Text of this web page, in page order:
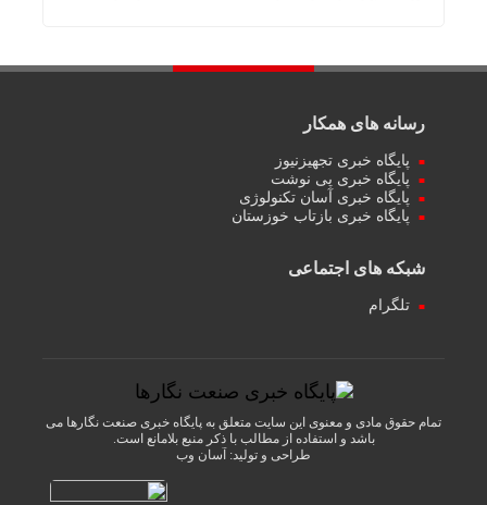
رسانه های همکار
پایگاه خبری تجهیزنیوز
پایگاه خبری پی نوشت
پایگاه خبری آسان تکنولوژی
پایگاه خبری بازتاب خوزستان
شبکه های اجتماعی
تلگرام
تمام حقوق مادی و معنوی این سایت متعلق به پایگاه خبری صنعت نگارها می
باشد و استفاده از مطالب با ذکر منبع بلامانع است.
طراحی و تولید: آسان وب